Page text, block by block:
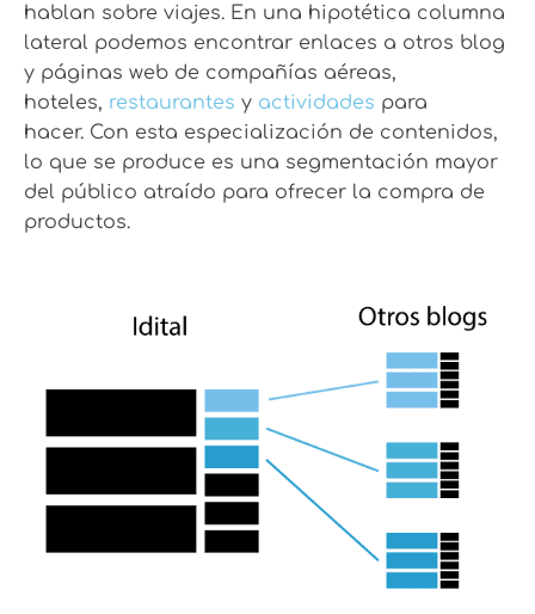
hablan sobre viajes. En una hipotética columna
lateral podemos encontrar enlaces a otros blog
y páginas web de compañías aéreas,
hoteles, restaurantes y actividades para
hacer. Con esta especialización de contenidos,
lo que se produce es una segmentación mayor
del público atraído para ofrecer la compra de
productos.